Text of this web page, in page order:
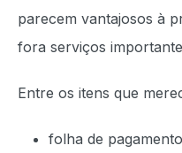
parecem vantajosos à
fora serviços
Entre os itens que
folha de